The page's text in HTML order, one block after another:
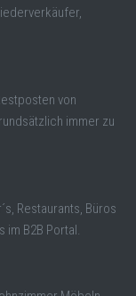
von
immer zu
Restaurants, Büros
im B2B Portal.